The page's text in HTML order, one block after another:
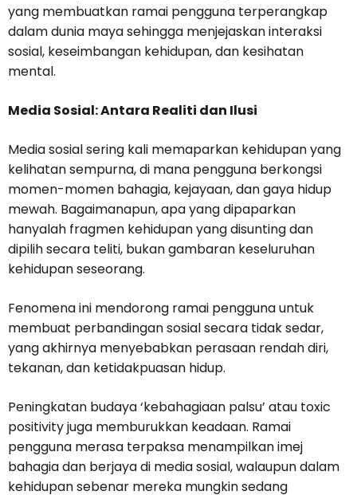
yang membuatkan ramai pengguna terperangkap
dalam dunia maya sehingga menjejaskan interaksi
sosial, keseimbangan kehidupan, dan kesihatan
mental.
Media Sosial: Antara Realiti dan Ilusi
Media sosial sering kali memaparkan kehidupan yang
kelihatan sempurna, di mana pengguna berkongsi
momen-momen bahagia, kejayaan, dan gaya hidup
mewah. Bagaimanapun, apa yang dipaparkan
hanyalah fragmen kehidupan yang disunting dan
dipilih secara teliti, bukan gambaran keseluruhan
kehidupan seseorang.
Fenomena ini mendorong ramai pengguna untuk
membuat perbandingan sosial secara tidak sedar,
yang akhirnya menyebabkan perasaan rendah diri,
tekanan, dan ketidakpuasan hidup.
Peningkatan budaya ‘kebahagiaan palsu’ atau toxic
positivity juga memburukkan keadaan. Ramai
pengguna merasa terpaksa menampilkan imej
bahagia dan berjaya di media sosial, walaupun dalam
kehidupan sebenar mereka mungkin sedang